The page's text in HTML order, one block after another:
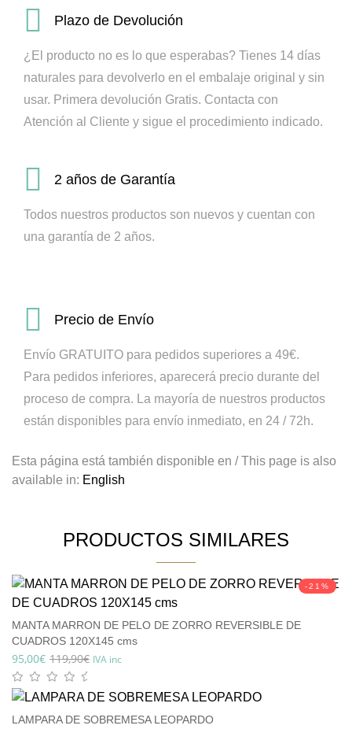
Plazo de Devolución
¿El producto no es lo que esperabas? Tienes 14 días
naturales para devolverlo en el embalaje original y sin
usar. Primera devolución Gratis. Contacta con
Atención al Cliente y sigue el procedimiento indicado.
2 años de Garantía
Todos nuestros productos son nuevos y cuentan con
una garantía de 2 años.
Precio de Envío
Envío GRATUITO para pedidos superiores a 49€.
Para pedidos inferiores, aparecerá precio durante del
proceso de compra. La mayoría de nuestros productos
están disponibles para envío inmediato, en 24 / 72h.
Esta página está también disponible en / This page is also
available in: English
PRODUCTOS SIMILARES
-21%
MANTA MARRON DE PELO DE ZORRO REVERSIBLE DE
CUADROS 120X145 cms
119,90€
95,00€ IVA inc
LAMPARA DE SOBREMESA LEOPARDO